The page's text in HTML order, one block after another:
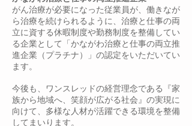
がん治療が必要になった従業員が、働きなが
ら治療を続けられるように、治療と仕事の両
立に資する休暇制度や勤務制度を整備してい
る企業として「かながわ治療と仕事の両立推
進企業（プラチナ）」の認定をいただいてい
ます。
今後も、ワンスレッドの経営理念である『家
族から地域へ、笑顔が広がる社会』の実現に
向けて、多様な人材が活躍できる環境を整備
してまいります。